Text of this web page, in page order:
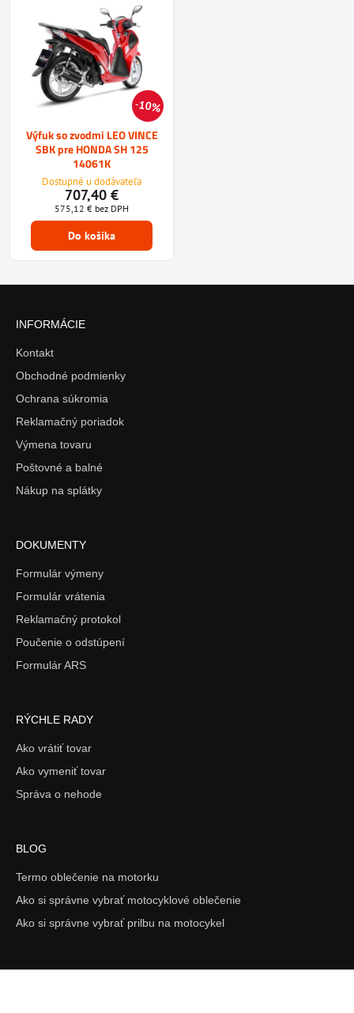
10%
Výfuk so zvodmi LEO VINCE
SBK pre HONDA SH 125
14061K
Dostupné u dodávateľa
707,40 €
575,12 € bez DPH
Do košíka
INFORMÁCIE
Kontakt
Obchodné podmienky
Ochrana súkromia
Reklamačný poriadok
Výmena tovaru
Poštovné a balné
Nákup na splátky
DOKUMENTY
Formulár výmeny
Formulár vrátenia
Reklamačný protokol
Poučenie o odstúpení
Formulár ARS
RÝCHLE RADY
Ako vrátiť tovar
Ako vymeniť tovar
Správa o nehode
BLOG
Termo oblečenie na motorku
Ako si správne vybrať motocyklové oblečenie
Ako si správne vybrať prilbu na motocykel